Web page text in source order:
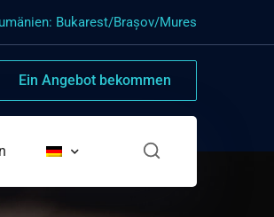
Bukarest/Brașov/Mures
Ein Angebot bekommen